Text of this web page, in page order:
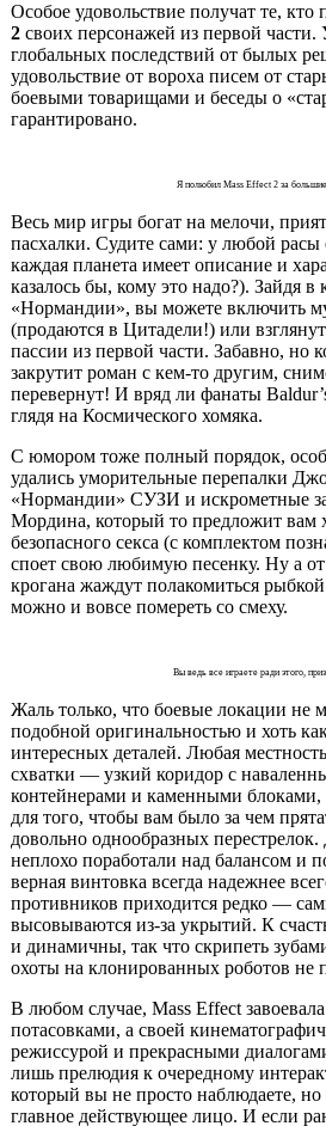
Особое удовольствие получат те, кто
2 своих персонажей из первой части.
глобальных последствий от былых
удовольствие от вороха писем от
боевыми товарищами и беседы о
гарантировано.
Я полюбил Mass Effect 2 за большие
Весь мир игры богат на мелочи,
пасхалки. Судите сами: у любой расы
каждая планета имеет описание и
казалось бы, кому это надо?). Зайдя в
«Нормандии», вы можете включить
(продаются в Цитадели!) или
пассии из первой части. Забавно, но
закрутит роман с кем-то другим,
перевернут! И вряд ли фанаты
глядя на Космического хомяка.
С юмором тоже полный порядок,
удались уморительные перепалки
«Нормандии» СУЗИ и искрометные
Мордина, который то предложит вам
безопасного секса (с комплектом
споет свою любимую песенку. Ну а от
крогана жаждут полакомиться
можно и вовсе помереть со смеху.
Вы ведь все играете ради этого,
Жаль только, что боевые локации не
подобной оригинальностью и хоть
интересных деталей. Любая
схватки — узкий коридор с
контейнерами и каменными
для того, чтобы вам было за чем
довольно однообразных перестрелок.
неплохо поработали над балансом и
верная винтовка всегда надежнее
противников приходится редко —
высовываются из-за укрытий. К
и динамичны, так что скрипеть
охоты на клонированных роботов не
В любом случае, Mass Effect
потасовками, а своей
режиссурой и прекрасными
лишь прелюдия к очередному
который вы не просто наблюдаете,
главное действующее лицо. И если